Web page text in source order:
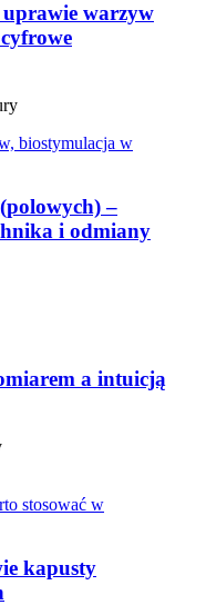
warzyw
–
i odmiany
a intuicją
kapusty